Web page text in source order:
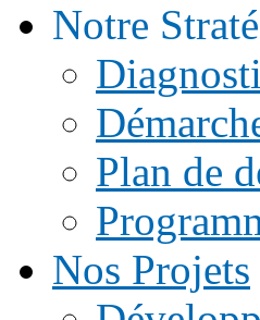
Notre
Plan de
Nos Projets